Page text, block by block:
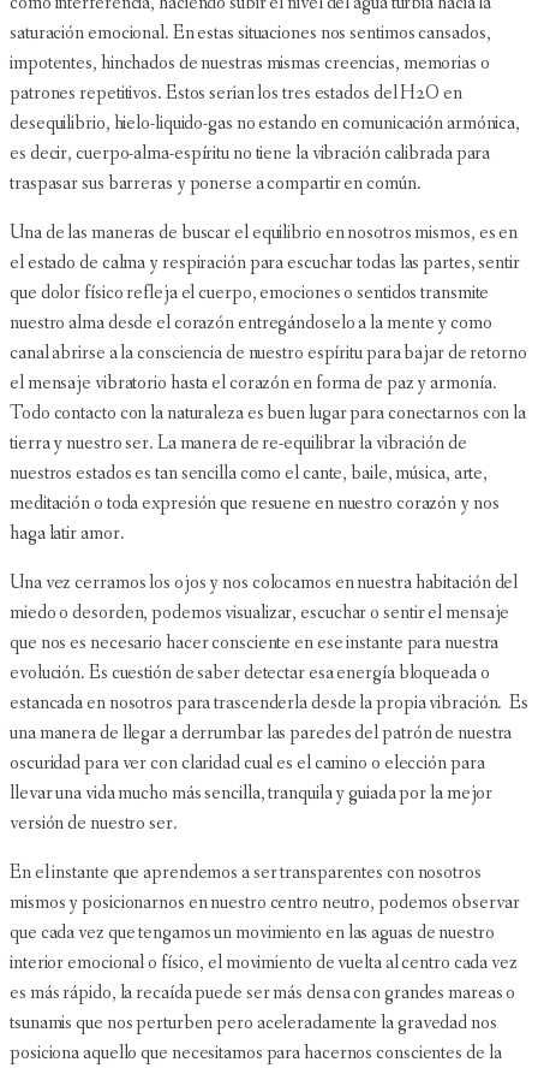
saturación emocional. En estas situaciones nos sentimos cansados,
impotentes, hinchados de nuestras mismas creencias, memorias o
patrones repetitivos. Estos serian los tres estados del H2O en
desequilibrio, hielo-liquido-gas no estando en comunicación armónica,
es decir, cuerpo-alma-espíritu no tiene la vibración calibrada para
traspasar sus barreras y ponerse a compartir en común.
Una de las maneras de buscar el equilibrio en nosotros mismos, es en
el estado de calma y respiración para escuchar todas las partes, sentir
que dolor físico refleja el cuerpo, emociones o sentidos transmite
nuestro alma desde el corazón entregándoselo a la mente y como
canal abrirse a la consciencia de nuestro espíritu para bajar de retorno
el mensaje vibratorio hasta el corazón en forma de paz y armonía.
Todo contacto con la naturaleza es buen lugar para conectarnos con la
tierra y nuestro ser. La manera de re-equilibrar la vibración de
nuestros estados es tan sencilla como el cante, baile, música, arte,
meditación o toda expresión que resuene en nuestro corazón y nos
haga latir amor.
Una vez cerramos los ojos y nos colocamos en nuestra habitación del
miedo o desorden, podemos visualizar, escuchar o sentir el mensaje
que nos es necesario hacer consciente en ese instante para nuestra
evolución. Es cuestión de saber detectar esa energía bloqueada o
estancada en nosotros para trascenderla desde la propia vibración. Es
una manera de llegar a derrumbar las paredes del patrón de nuestra
oscuridad para ver con claridad cual es el camino o elección para
llevar una vida mucho más sencilla, tranquila y guiada por la mejor
versión de nuestro ser.
En el instante que aprendemos a ser transparentes con nosotros
mismos y posicionarnos en nuestro centro neutro, podemos observar
que cada vez que tengamos un movimiento en las aguas de nuestro
interior emocional o físico, el movimiento de vuelta al centro cada vez
es más rápido, la recaída puede ser más densa con grandes mareas o
tsunamis que nos perturben pero aceleradamente la gravedad nos
posiciona aquello que necesitamos para hacernos conscientes de la